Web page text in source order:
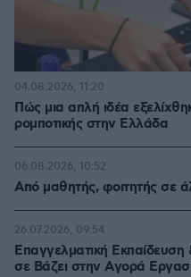
Πώς μια απλή ιδέα
ρομποτικής στην Ελλάδα
04.08.2026, 11:20
Από μαθητής, φοιτητής σε
06.08.2026, 10:52
Επαγγελματική Εκπαίδευση
σε Bάζει στην Aγορά
26.07.2026, 09:54